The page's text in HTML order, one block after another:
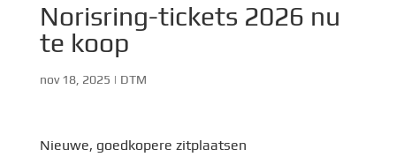
Norisring-tickets 2026 nu
te koop
nov 18, 2025 | DTM
Nieuwe, goedkopere zitplaatsen